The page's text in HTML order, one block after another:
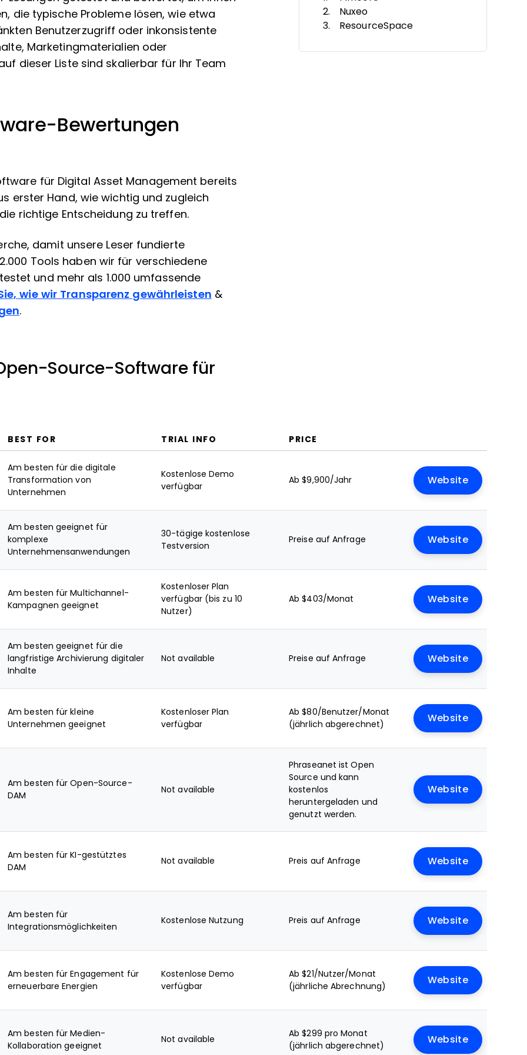
die typische Probleme lösen, wie etwa
Benutzerzugriff oder inkonsistente
Marketingmaterialien oder
dieser Liste sind skalierbar für Ihr Team
Bewertungen
für Digital Asset Management bereits
erster Hand, wie wichtig und zugleich
richtige Entscheidung zu treffen.
damit unsere Leser fundierte
Tools haben wir für verschiedene
und mehr als 1.000 umfassende
wie wir Transparenz gewährleisten &
.
Source-Software für
BEST FOR TRIAL INFO PRICE
Am besten für die digitale
Transformation von
Unternehmen
Kostenlose Demo
verfügbar
Ab $9,900/Jahr Website
Am besten geeignet für
komplexe
Unternehmensanwendungen
30-tägige kostenlose
Testversion
Preise auf Anfrage Website
Am besten für Multichannel-
Kampagnen geeignet
Kostenloser Plan
verfügbar (bis zu 10
Nutzer)
Ab $403/Monat Website
Am besten geeignet für die
langfristige Archivierung digitaler
Inhalte
Not available Preise auf Anfrage Website
Am besten für kleine
Unternehmen geeignet
Kostenloser Plan
verfügbar
Ab $80/Benutzer/Monat
(jährlich abgerechnet)
Website
Am besten für Open-Source-
DAM
Not available
Phraseanet ist Open
Source und kann
kostenlos
heruntergeladen und
genutzt werden.
Website
Am besten für KI-gestütztes
DAM
Not available Preis auf Anfrage Website
Am besten für
Integrationsmöglichkeiten
Kostenlose Nutzung Preis auf Anfrage Website
Am besten für Engagement für
erneuerbare Energien
Kostenlose Demo
verfügbar
Ab $21/Nutzer/Monat
(jährliche Abrechnung)
Website
Am besten für Medien-
Kollaboration geeignet
Not available
Ab $299 pro Monat
(jährlich abgerechnet)
Website
Nuxeo
ResourceSpace
Razuna